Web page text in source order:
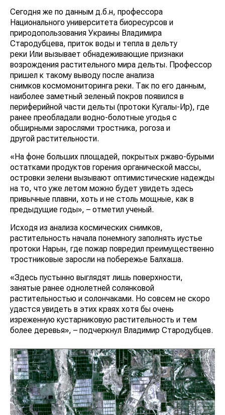
Сегодня же по данным д.б.н, профессора
Национального университета биоресурсов и
природопользования Украины Владимира
Стародубцева, приток воды и тепла в дельту
реки Или вызывает обнадеживающие признаки
возрождения растительного мира дельты. Профессор
пришел к такому выводу после анализа
снимков космомониторинга реки. Так по его данным,
наиболее заметный зеленый покров появился в
периферийной части дельты (протоки Кугалы-Ир), где
ранее преобладали водно-болотные угодья с
обширными зарослями тростника, рогоза и
другой растительности.
«На фоне больших площадей, покрытых ржаво-бурыми
остатками продуктов горения органической массы,
островки зелени вызывают оптимистические надежды
на то, что уже летом можно будет увидеть здесь
привычные плавни, хоть и не столь мощные, как в
предыдущие годы», – отметил ученый.
Исходя из анализа космических снимков,
растительность начала понемногу заполнять иустье
протоки Нарын, где пожар повредил преимущественно
тростниковые заросли на побережье Балхаша.
«Здесь пустынно выглядят лишь поверхности,
занятые ранее однолетней солянковой
растительностью и солончаками. Но совсем не скоро
удастся увидеть в этих краях хотя бы очень
изреженную кустарниковую растительность и тем
более деревья», – подчеркнул Владимир Стародубцев.